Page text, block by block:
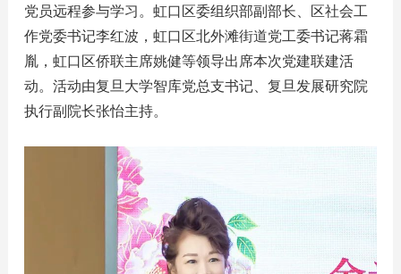
党员远程参与学习。虹口区委组织部副部长、区社会工
作党委书记李红波，虹口区北外滩街道党工委书记蒋霜
胤，虹口区侨联主席姚健等领导出席本次党建联建活
动。活动由复旦大学智库党总支书记、复旦发展研究院
执行副院长张怡主持。